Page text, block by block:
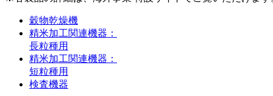
穀物乾燥機
精米加工関連機器：
長粒種用
精米加工関連機器：
短粒種用
検査機器